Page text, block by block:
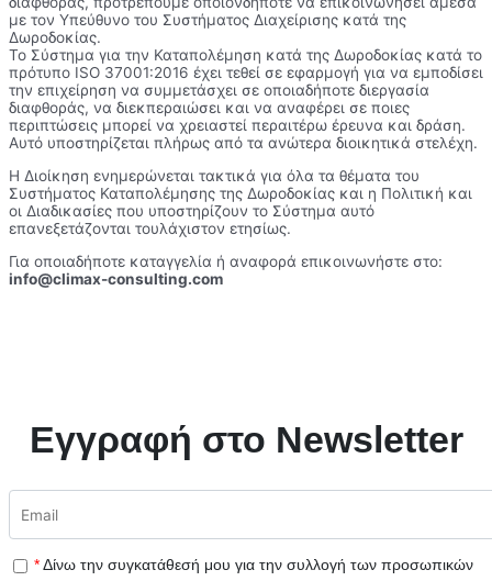
με τον Υπεύθυνο του Συστήματος Διαχείρισης κατά της
Δωροδοκίας.
Το Σύστημα για την Καταπολέμηση κατά της Δωροδοκίας κατά το
πρότυπο ISO 37001:2016 έχει τεθεί σε εφαρμογή για να εμποδίσει
την επιχείρηση να συμμετάσχει σε οποιαδήποτε διεργασία
διαφθοράς, να διεκπεραιώσει και να αναφέρει σε ποιες
περιπτώσεις μπορεί να χρειαστεί περαιτέρω έρευνα και δράση.
Αυτό υποστηρίζεται πλήρως από τα ανώτερα διοικητικά στελέχη.
Η Διοίκηση ενημερώνεται τακτικά για όλα τα θέματα του
Συστήματος Καταπολέμησης της Δωροδοκίας και η Πολιτική και
οι Διαδικασίες που υποστηρίζουν το Σύστημα αυτό
επανεξετάζονται τουλάχιστον ετησίως.
Για οποιαδήποτε καταγγελία ή αναφορά επικοινωνήστε στο:
info@climax-consulting.com
Εγγραφή στο Newsletter
* Δίνω την συγκατάθεσή μου για την συλλογή των προσωπικών